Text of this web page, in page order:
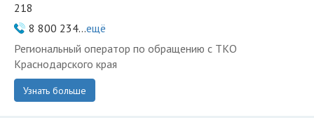
218
8 800 234...ещё
Региональный оператор по обращению с ТКО
Краснодарского края
Узнать больше